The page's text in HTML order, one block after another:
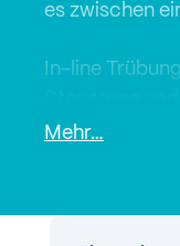
es zwischen
In-line
Mehr…